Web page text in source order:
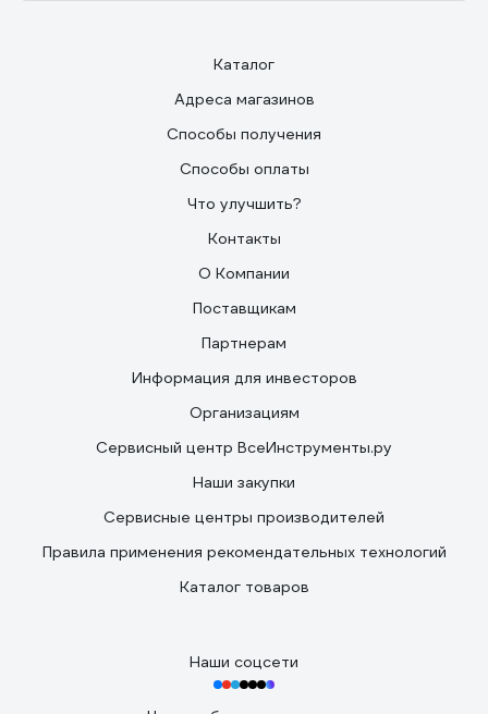
увесистая, стоит хорошо,на резиновых ножках.
Качество сборки отличное
Каталог
Адреса магазинов
Способы получения
Способы оплаты
Что улучшить?
Контакты
О Компании
Поставщикам
Партнерам
Информация для инвесторов
Организациям
Сервисный центр ВсеИнструменты.ру
Наши закупки
Сервисные центры производителей
Правила применения рекомендательных технологий
Каталог товаров
Наши соцсети